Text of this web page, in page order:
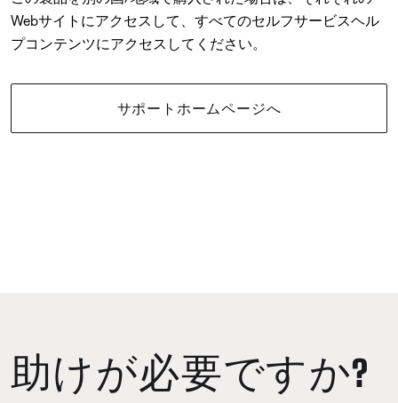
Webサイトにアクセスして、すべてのセルフサービスヘル
プコンテンツにアクセスしてください。
サポートホームページへ
助けが必要ですか?